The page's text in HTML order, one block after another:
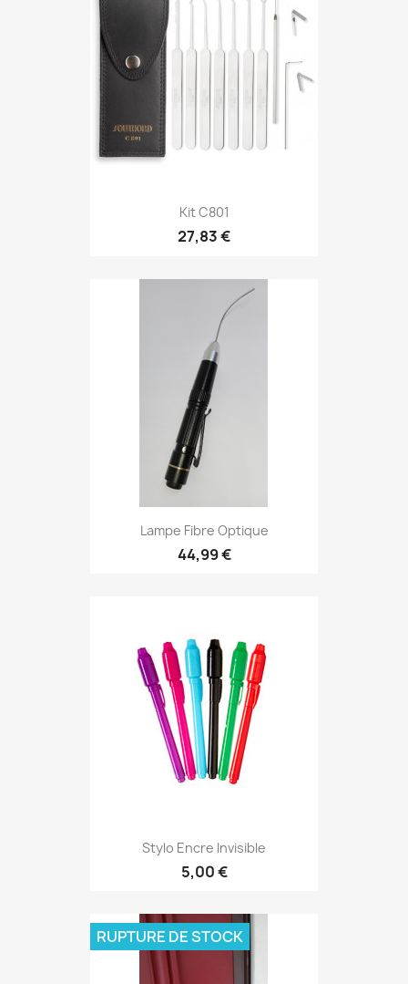
Kit C801
27,83 €
Lampe Fibre Optique
44,99 €
Stylo Encre Invisible
5,00 €
RUPTURE DE STOCK